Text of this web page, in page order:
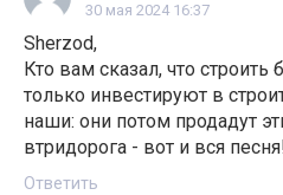
30 мая 2024 16:37
Sherzod,
Кто вам сказал, что строить
только инвестируют в
наши: они потом продадут
втридорога - вот и вся
Ответить